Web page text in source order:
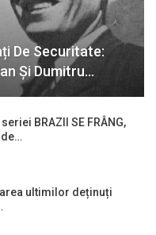
De Securitate:
Și Dumitru…
BRAZII SE FRÂNG,
de…
ultimilor deținuți